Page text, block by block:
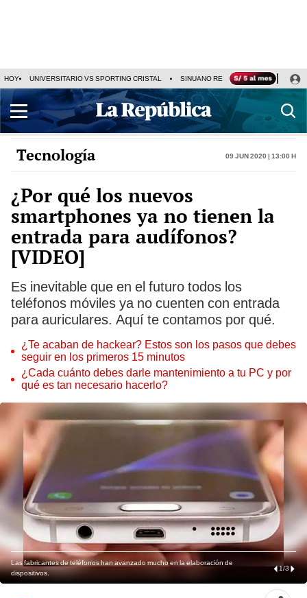
HOY UNIVERSITARIO VS SPORTING CRISTAL SINUANO RESULTADOS HOY
Tecnología 09 Jun 2020 | 13:00 h
¿Por qué los nuevos
smartphones ya no tienen la
entrada para audífonos?
[VIDEO]
Es inevitable que en el futuro todos los
teléfonos móviles ya no cuenten con entrada
para auriculares. Aquí te contamos por qué.
¿Te acaban de hackear? Estos son los pasos que debes
seguir en los primeros 15 minutos
¿Cada cuánto debes darle mantenimiento a tu PC y por
qué es tan necesario hacerlo?
Las fabricantes de teléfonos han avanzado mucho en la elaboración de
dispositivos.
1/3